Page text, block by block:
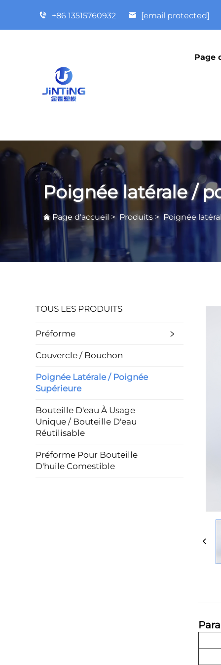
+86 13515760932 [email protected]
Page
Poignée latérale /
Page d'accueil > Produits > Poignée
TOUS LES PRODUITS
Préforme
Couvercle / Bouchon
Poignée Latérale / Poignée
Supérieure
Bouteille D'eau À Usage
Unique / Bouteille D'eau
Réutilisable
Préforme Pour Bouteille
D'huile Comestible